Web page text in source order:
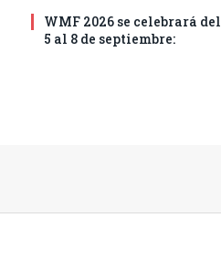
WMF 2026 se celebrará del
5 al 8 de septiembre: